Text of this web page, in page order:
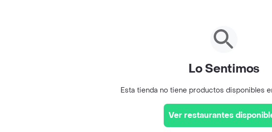
Lo Sentimos
Esta tienda no tiene productos disponibles
Ver restaurantes